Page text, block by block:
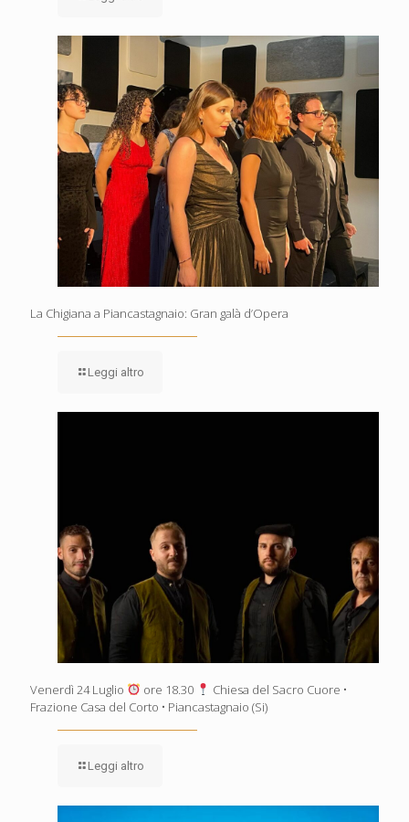
La Chigiana a Piancastagnaio: Gran galà d’Opera
Leggi altro
Venerdì 24 Luglio ore 18.30
Chiesa del Sacro Cuore •
Frazione Casa del Corto • Piancastagnaio (Si)
Leggi altro